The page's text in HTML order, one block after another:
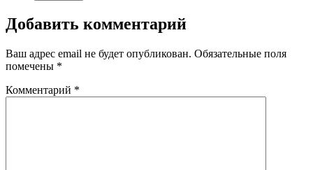
Добавить комментарий
Ваш адрес email не будет опубликован. Обязательные поля
помечены *
Комментарий *